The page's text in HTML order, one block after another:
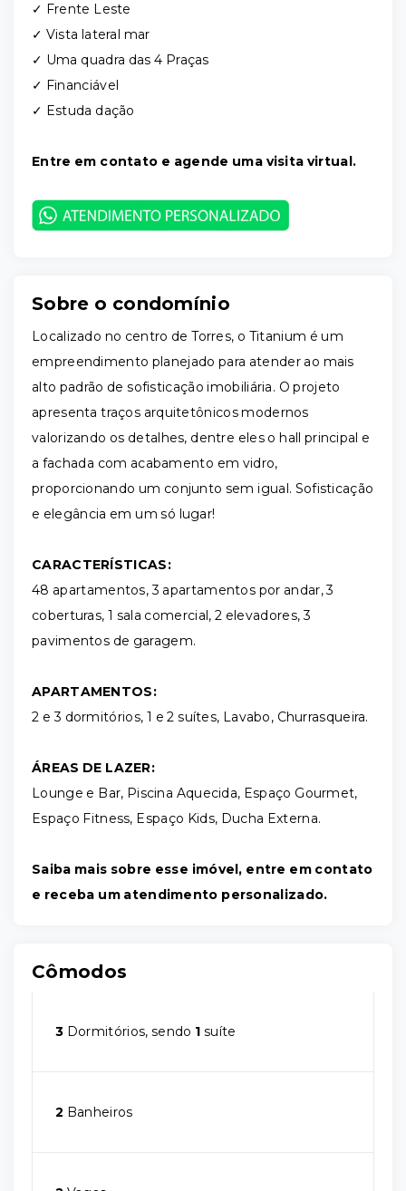
✓ Frente Leste
✓ Vista lateral mar
✓ Uma quadra das 4 Praças
✓ Financiável
✓ Estuda dação
Entre em contato e agende uma visita virtual.
Sobre o condomínio
Localizado no centro de Torres, o Titanium é um
empreendimento planejado para atender ao mais
alto padrão de sofisticação imobiliária. O projeto
apresenta traços arquitetônicos modernos
valorizando os detalhes, dentre eles o hall principal e
a fachada com acabamento em vidro,
proporcionando um conjunto sem igual. Sofisticação
e elegância em um só lugar!
CARACTERÍSTICAS:
48 apartamentos, 3 apartamentos por andar, 3
coberturas, 1 sala comercial, 2 elevadores, 3
pavimentos de garagem.
APARTAMENTOS:
2 e 3 dormitórios, 1 e 2 suítes, Lavabo, Churrasqueira.
ÁREAS DE LAZER:
Lounge e Bar, Piscina Aquecida, Espaço Gourmet,
Espaço Fitness, Espaço Kids, Ducha Externa.
Saiba mais sobre esse imóvel, entre em contato
e receba um atendimento personalizado.
Cômodos
3 Dormitórios, sendo 1 suíte
2 Banheiros